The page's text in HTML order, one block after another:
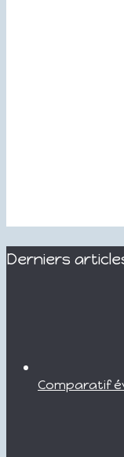
Derniers
Comparatif